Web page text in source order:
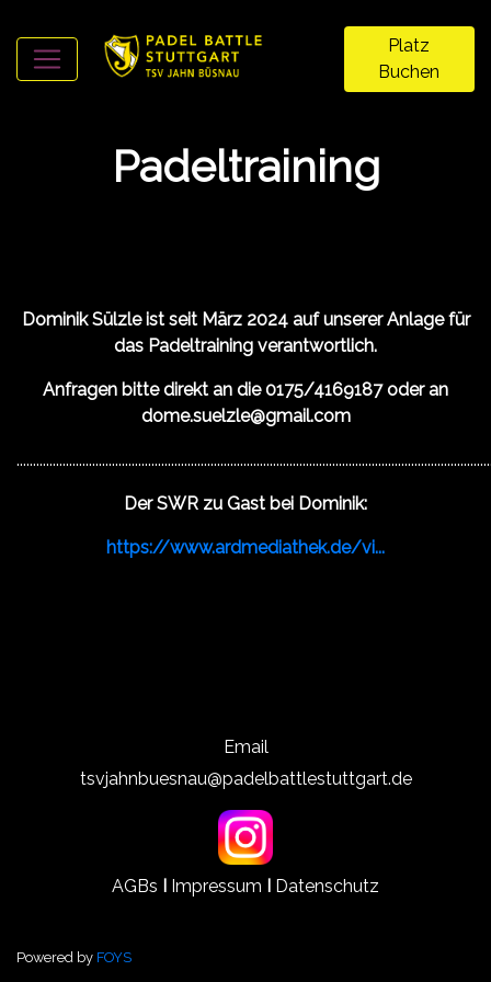
Platz
Buchen
Padeltraining
Dominik Sülzle ist seit März 2024 auf unserer Anlage für
das Padeltraining verantwortlich.
Anfragen bitte direkt an die 0175/4169187 oder an
dome.suelzle@gmail.com
Der SWR zu Gast bei Dominik:
https://www.ardmediathek.de/vi...
Email
tsvjahnbuesnau@padelbattlestuttgart.de
AGBs I Impressum I Datenschutz
Powered by FOYS